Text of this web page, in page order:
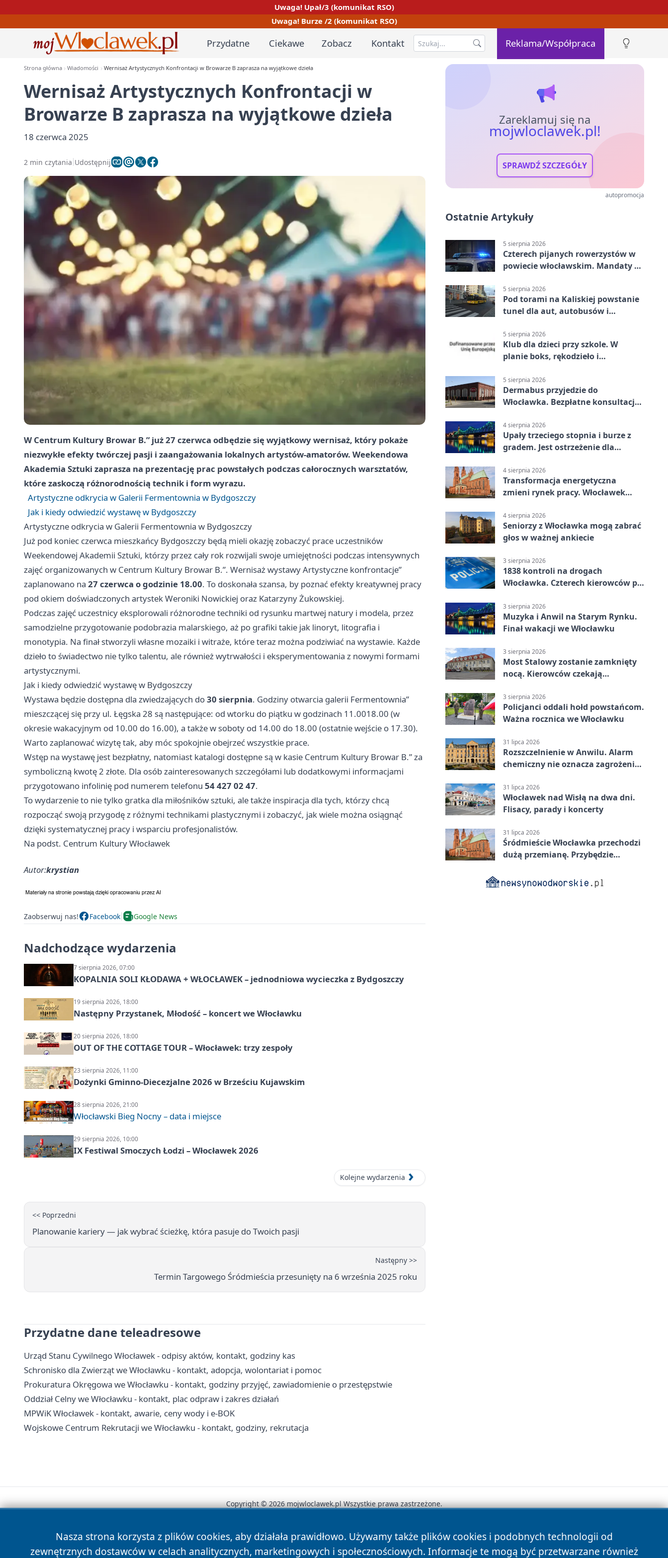
Uwaga! Upał/3 (komunikat RSO)
Uwaga! Burze /2 (komunikat RSO)
Przydatne Ciekawe Zobacz Kontakt Reklama/Współpraca
Strona główna Wiadomości Wernisaż Artystycznych Konfrontacji w Browarze B zaprasza na wyjątkowe dzieła
Wernisaż Artystycznych Konfrontacji w
Browarze B zaprasza na wyjątkowe dzieła
18 czerwca 2025
2 min czytania Udostępnij
W Centrum Kultury Browar B.” już 27 czerwca odbędzie się wyjątkowy wernisaż, który pokaże
niezwykłe efekty twórczej pasji i zaangażowania lokalnych artystów-amatorów. Weekendowa
Akademia Sztuki zaprasza na prezentację prac powstałych podczas całorocznych warsztatów,
które zaskoczą różnorodnością technik i form wyrazu.
Artystyczne odkrycia w Galerii Fermentownia w Bydgoszczy
Jak i kiedy odwiedzić wystawę w Bydgoszczy
Artystyczne odkrycia w Galerii Fermentownia w Bydgoszczy
Już pod koniec czerwca mieszkańcy Bydgoszczy będą mieli okazję zobaczyć prace uczestników
Weekendowej Akademii Sztuki, którzy przez cały rok rozwijali swoje umiejętności podczas intensywnych
zajęć organizowanych w Centrum Kultury Browar B.”. Wernisaż wystawy Artystyczne konfrontacje”
zaplanowano na 27 czerwca o godzinie 18.00. To doskonała szansa, by poznać efekty kreatywnej pracy
pod okiem doświadczonych artystek Weroniki Nowickiej oraz Katarzyny Żukowskiej.
Podczas zajęć uczestnicy eksplorowali różnorodne techniki od rysunku martwej natury i modela, przez
samodzielne przygotowanie podobrazia malarskiego, aż po grafiki takie jak linoryt, litografia i
monotypia. Na finał stworzyli własne mozaiki i witraże, które teraz można podziwiać na wystawie. Każde
dzieło to świadectwo nie tylko talentu, ale również wytrwałości i eksperymentowania z nowymi formami
artystycznymi.
Jak i kiedy odwiedzić wystawę w Bydgoszczy
Wystawa będzie dostępna dla zwiedzających do30 sierpnia. Godziny otwarcia galerii Fermentownia”
mieszczącej się przy ul. Łęgska 28 są następujące: od wtorku do piątku w godzinach 11.0018.00 (w
okresie wakacyjnym od 10.00 do 16.00), a także w soboty od 14.00 do 18.00 (ostatnie wejście o 17.30).
Warto zaplanować wizytę tak, aby móc spokojnie obejrzeć wszystkie prace.
Wstęp na wystawę jest bezpłatny, natomiast katalogi dostępne są w kasie Centrum Kultury Browar B.” za
symboliczną kwotę 2 złote. Dla osób zainteresowanych szczegółami lub dodatkowymi informacjami
przygotowano infolinię pod numerem telefonu 54 427 02 47.
To wydarzenie to nie tylko gratka dla miłośników sztuki, ale także inspiracja dla tych, którzy chcą
rozpocząć swoją przygodę z różnymi technikami plastycznymi i zobaczyć, jak wiele można osiągnąć
dzięki systematycznej pracy i wsparciu profesjonalistów.
Na podst. Centrum Kultury Włocławek
Autor:krystian
Zaobserwuj nas! Facebook Google News
Nadchodzące wydarzenia
7 sierpnia 2026, 07:00
KOPALNIA SOLI KŁODAWA + WŁOCŁAWEK – jednodniowa wycieczka z Bydgoszczy
19 sierpnia 2026, 18:00
Następny Przystanek, Młodość – koncert we Włocławku
20 sierpnia 2026, 18:00
OUT OF THE COTTAGE TOUR – Włocławek: trzy zespoły
23 sierpnia 2026, 11:00
Dożynki Gminno-Diecezjalne 2026 w Brześciu Kujawskim
28 sierpnia 2026, 21:00
Włocławski Bieg Nocny – data i miejsce
29 sierpnia 2026, 10:00
IX Festiwal Smoczych Łodzi – Włocławek 2026
Kolejne wydarzenia
<< Poprzedni
Planowanie kariery — jak wybrać ścieżkę, która pasuje do Twoich pasji
Następny >>
Termin Targowego Śródmieścia przesunięty na 6 września 2025 roku
Przydatne dane teleadresowe
Urząd Stanu Cywilnego Włocławek - odpisy aktów, kontakt, godziny kas
Schronisko dla Zwierząt we Włocławku - kontakt, adopcja, wolontariat i pomoc
Prokuratura Okręgowa we Włocławku - kontakt, godziny przyjęć, zawiadomienie o przestępstwie
Oddział Celny we Włocławku - kontakt, plac odpraw i zakres działań
MPWiK Włocławek - kontakt, awarie, ceny wody i e-BOK
Wojskowe Centrum Rekrutacji we Włocławku - kontakt, godziny, rekrutacja
Zareklamuj się na
mojwloclawek.pl!
SPRAWDŹ SZCZEGÓŁY
autopromocja
Ostatnie Artykuły
5 sierpnia 2026
Czterech pijanych rowerzystów w
powiecie włocławskim. Mandaty po
5 sierpnia 2026
Pod torami na Kaliskiej powstanie
tunel dla aut, autobusów i
5 sierpnia 2026
Klub dla dzieci przy szkole. W
planie boks, rękodzieło i
5 sierpnia 2026
Dermabus przyjedzie do
Włocławka. Bezpłatne konsultacje
4 sierpnia 2026
Upały trzeciego stopnia i burze z
gradem. Jest ostrzeżenie dla
4 sierpnia 2026
Transformacja energetyczna
zmieni rynek pracy. Włocławek
4 sierpnia 2026
Seniorzy z Włocławka mogą zabrać
głos w ważnej ankiecie
3 sierpnia 2026
1838 kontroli na drogach
Włocławka. Czterech kierowców po
3 sierpnia 2026
Muzyka i Anwil na Starym Rynku.
Finał wakacji we Włocławku
3 sierpnia 2026
Most Stalowy zostanie zamknięty
nocą. Kierowców czekają
3 sierpnia 2026
Policjanci oddali hołd powstańcom.
Ważna rocznica we Włocławku
31 lipca 2026
Rozszczelnienie w Anwilu. Alarm
chemiczny nie oznacza zagrożenia
31 lipca 2026
Włocławek nad Wisłą na dwa dni.
Flisacy, parady i koncerty
31 lipca 2026
Śródmieście Włocławka przechodzi
dużą przemianę. Przybędzie
Nasza strona korzysta z plików cookies, aby działała prawidłowo. Używamy także plików cookies i podobnych technologii od
zewnętrznych dostawców w celach analitycznych, marketingowych i społecznościowych. Informacje te mogą być przetwarzane również
Copyright © 2026 mojwloclawek.pl Wszystkie prawa zastrzeżone.
News Autorzy Polityka Prywatności Polityka Cookies